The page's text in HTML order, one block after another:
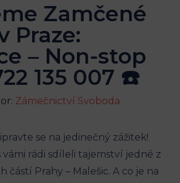
Zamčené
Praze:
– Non-stop
135 007 ☎️
Zámečnictví Svoboda
se na jedinečný zážitek!
‌vámi rádi⁣ sdíleli tajemství jedné z
⁢částí ⁤Prahy ‍– Malešic. A ‌co‌ je na